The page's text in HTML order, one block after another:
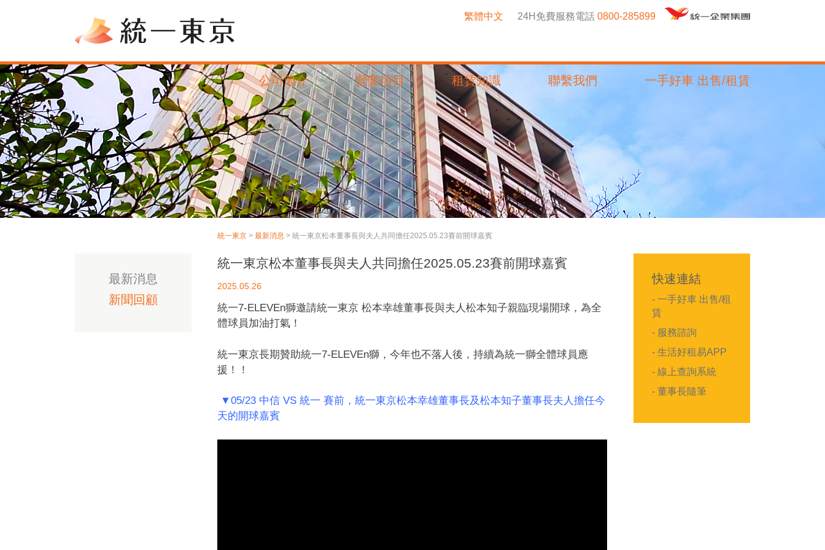
繁體中文 24H免費服務電話 0800-285899
公司簡介 營業項目 租賃知識 聯繫我們 一手好車 出售/租賃
統一東京 > 最新消息 > 統一東京松本董事長與夫人共同擔任2025.05.23賽前開球嘉賓
最新消息
新聞回顧
統一東京松本董事長與夫人共同擔任2025.05.23賽前開球嘉賓
2025.05.26
統一7-ELEVEn獅邀請統一東京 松本幸雄董事長與夫人松本知子親臨現場開球，為全
體球員加油打氣！
統一東京長期贊助統一7-ELEVEn獅，今年也不落人後，持續為統一獅全體球員應
援！！
▼05/23 中信 VS 統一 賽前，統一東京松本幸雄董事長及松本知子董事長夫人擔任今
天的開球嘉賓
快速連結
- 一手好車 出售/租
賃
- 服務諮詢
- 生活好租易APP
- 線上查詢系統
- 董事長隨筆